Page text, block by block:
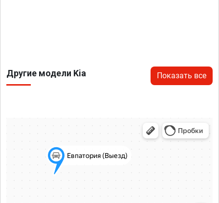
Другие модели Kia Показать все